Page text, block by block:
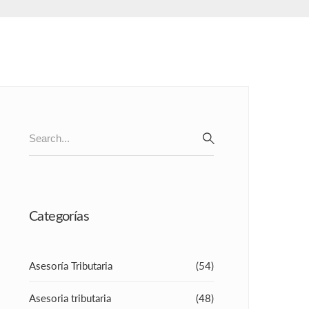
for:
Categorías
Asesoría Tributaria (54)
Asesoria tributaria (48)